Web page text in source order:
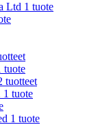
Ltd 1 tuote
tuote
tuotteet
1 tuote
1 tuote